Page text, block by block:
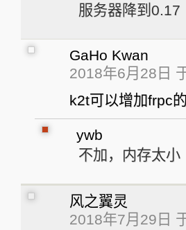
服务器降到0.17
GaHo Kwan
2018年6月28日
k2t可以增加frpc
ywb
不加，内存太小
风之翼灵
2018年7月29日